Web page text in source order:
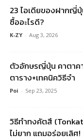
23 ไอเดียของฝากญี่
ซื้ออะไรดี?
K-ZY - Aug 3, 2026
ตัวอักษรญี่ปุ่น คาตาค
ตาราง+เทคนิควิธีจำ
Poi - Sep 23, 2025
วิธีทำทงคัตสึ
ไม่ยาก แถมอร่อยเลิศ!